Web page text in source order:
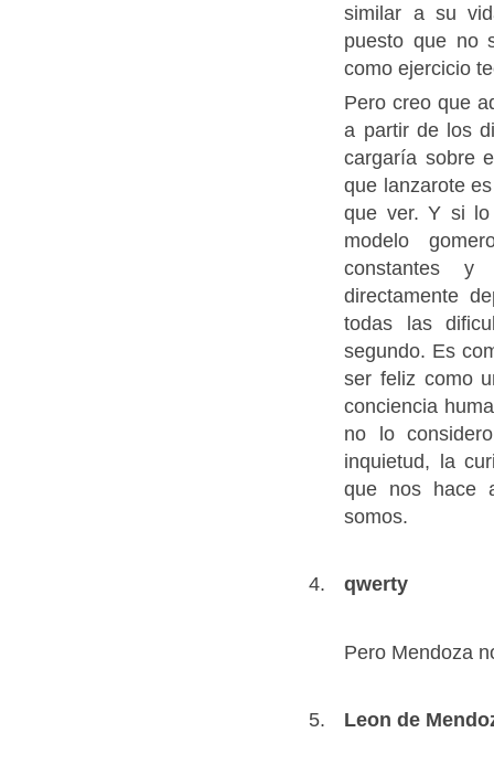
similar a su
puesto que no
como ejercicio
Pero creo que
a partir de los
cargaría sobre
que lanzarote
que ver. Y si
modelo
constantes y
directamente
todas las
segundo. Es
ser feliz como
conciencia
no lo
inquietud, la
que nos hace
somos.
qwerty
Pero Mendoza
Leon de